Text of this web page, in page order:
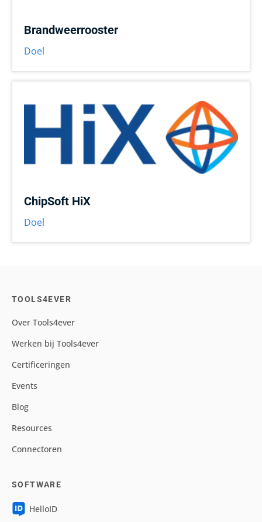
Brandweerrooster
Doel
ChipSoft HiX
Doel
TOOLS4EVER
Over Tools4ever
Werken bij Tools4ever
Certificeringen
Events
Blog
Resources
Connectoren
SOFTWARE
HelloID